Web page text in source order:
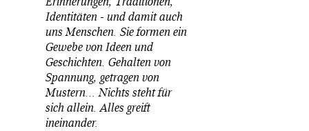
Identitäten - und damit auch
uns Menschen. Sie formen ein
Gewebe von Ideen und
Geschichten. Gehalten von
Spannung, getragen von
Mustern... Nichts steht für
sich allein. Alles greift
ineinander.